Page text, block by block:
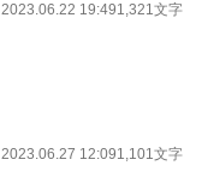
2023.06.22 19:491,321文字
2023.06.27 12:091,101文字